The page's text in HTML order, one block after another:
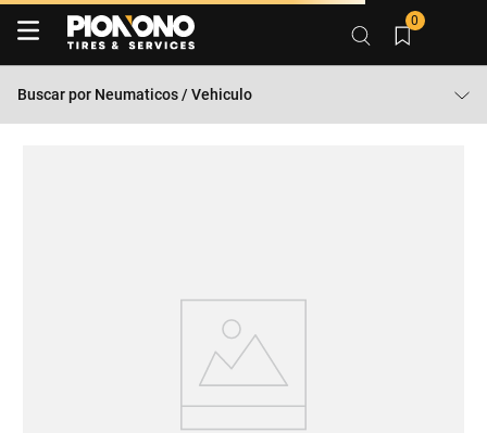
0
Buscar por Neumaticos / Vehiculo